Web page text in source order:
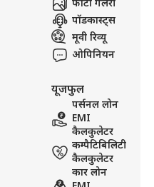
फोटो गैलरी
पॉडकास्ट्स
मूवी रिव्यू
ओपिनियन
यूजफुल
पर्सनल लोन
EMI
कैलकुलेटर
कम्पैटिबिलिटी
कैलकुलेटर
कार लोन